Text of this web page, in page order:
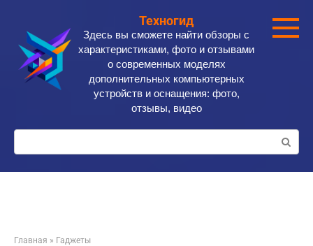
контенту
Техногид
Здесь вы сможете найти обзоры с
характеристиками, фото и отзывами
о современных моделях
дополнительных компьютерных
устройств и оснащения: фото,
отзывы, видео
Поиск:
Главная » Гаджеты